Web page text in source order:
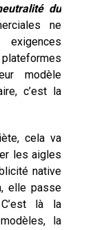
du
ne
modèle
c’est la
cela va
les aigles
native
elle passe
là la
la